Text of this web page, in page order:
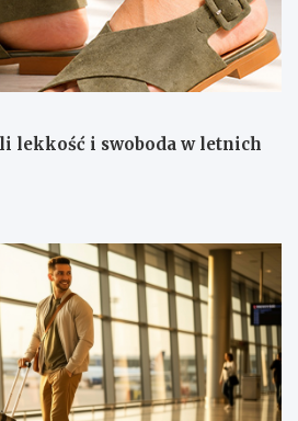
lekkość i swoboda w letnich